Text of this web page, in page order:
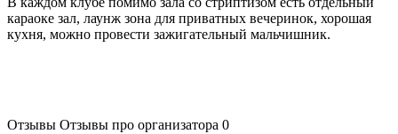
караоке зал, лаунж зона для приватных вечеринок, хорошая
кухня, можно провести зажигательный мальчишник.
Отзывы Отзывы про организатора 0